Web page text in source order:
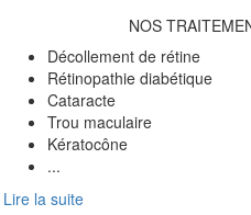
NOS
Décollement de rétine
Rétinopathie diabétique
Cataracte
Trou maculaire
Kératocône
...
Lire la suite